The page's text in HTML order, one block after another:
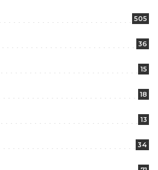
505
36
15
18
13
34